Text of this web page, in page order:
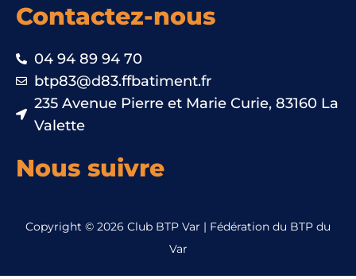
Contactez-nous
04 94 89 94 70
btp83@d83.ffbatiment.fr
235 Avenue Pierre et Marie Curie, 83160 La
Valette
Nous suivre
Copyright © 2026 Club BTP Var | Fédération du BTP du
Var